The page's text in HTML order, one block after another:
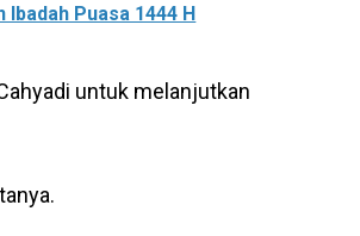
Puasa 1444 H
untuk melanjutkan